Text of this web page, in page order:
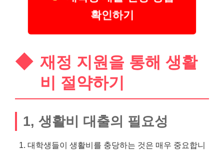
확인하기
재정 지원을 통해 생활
비 절약하기
1, 생활비 대출의 필요성
대학생들이 생활비를 충당하는 것은 매우 중요합니